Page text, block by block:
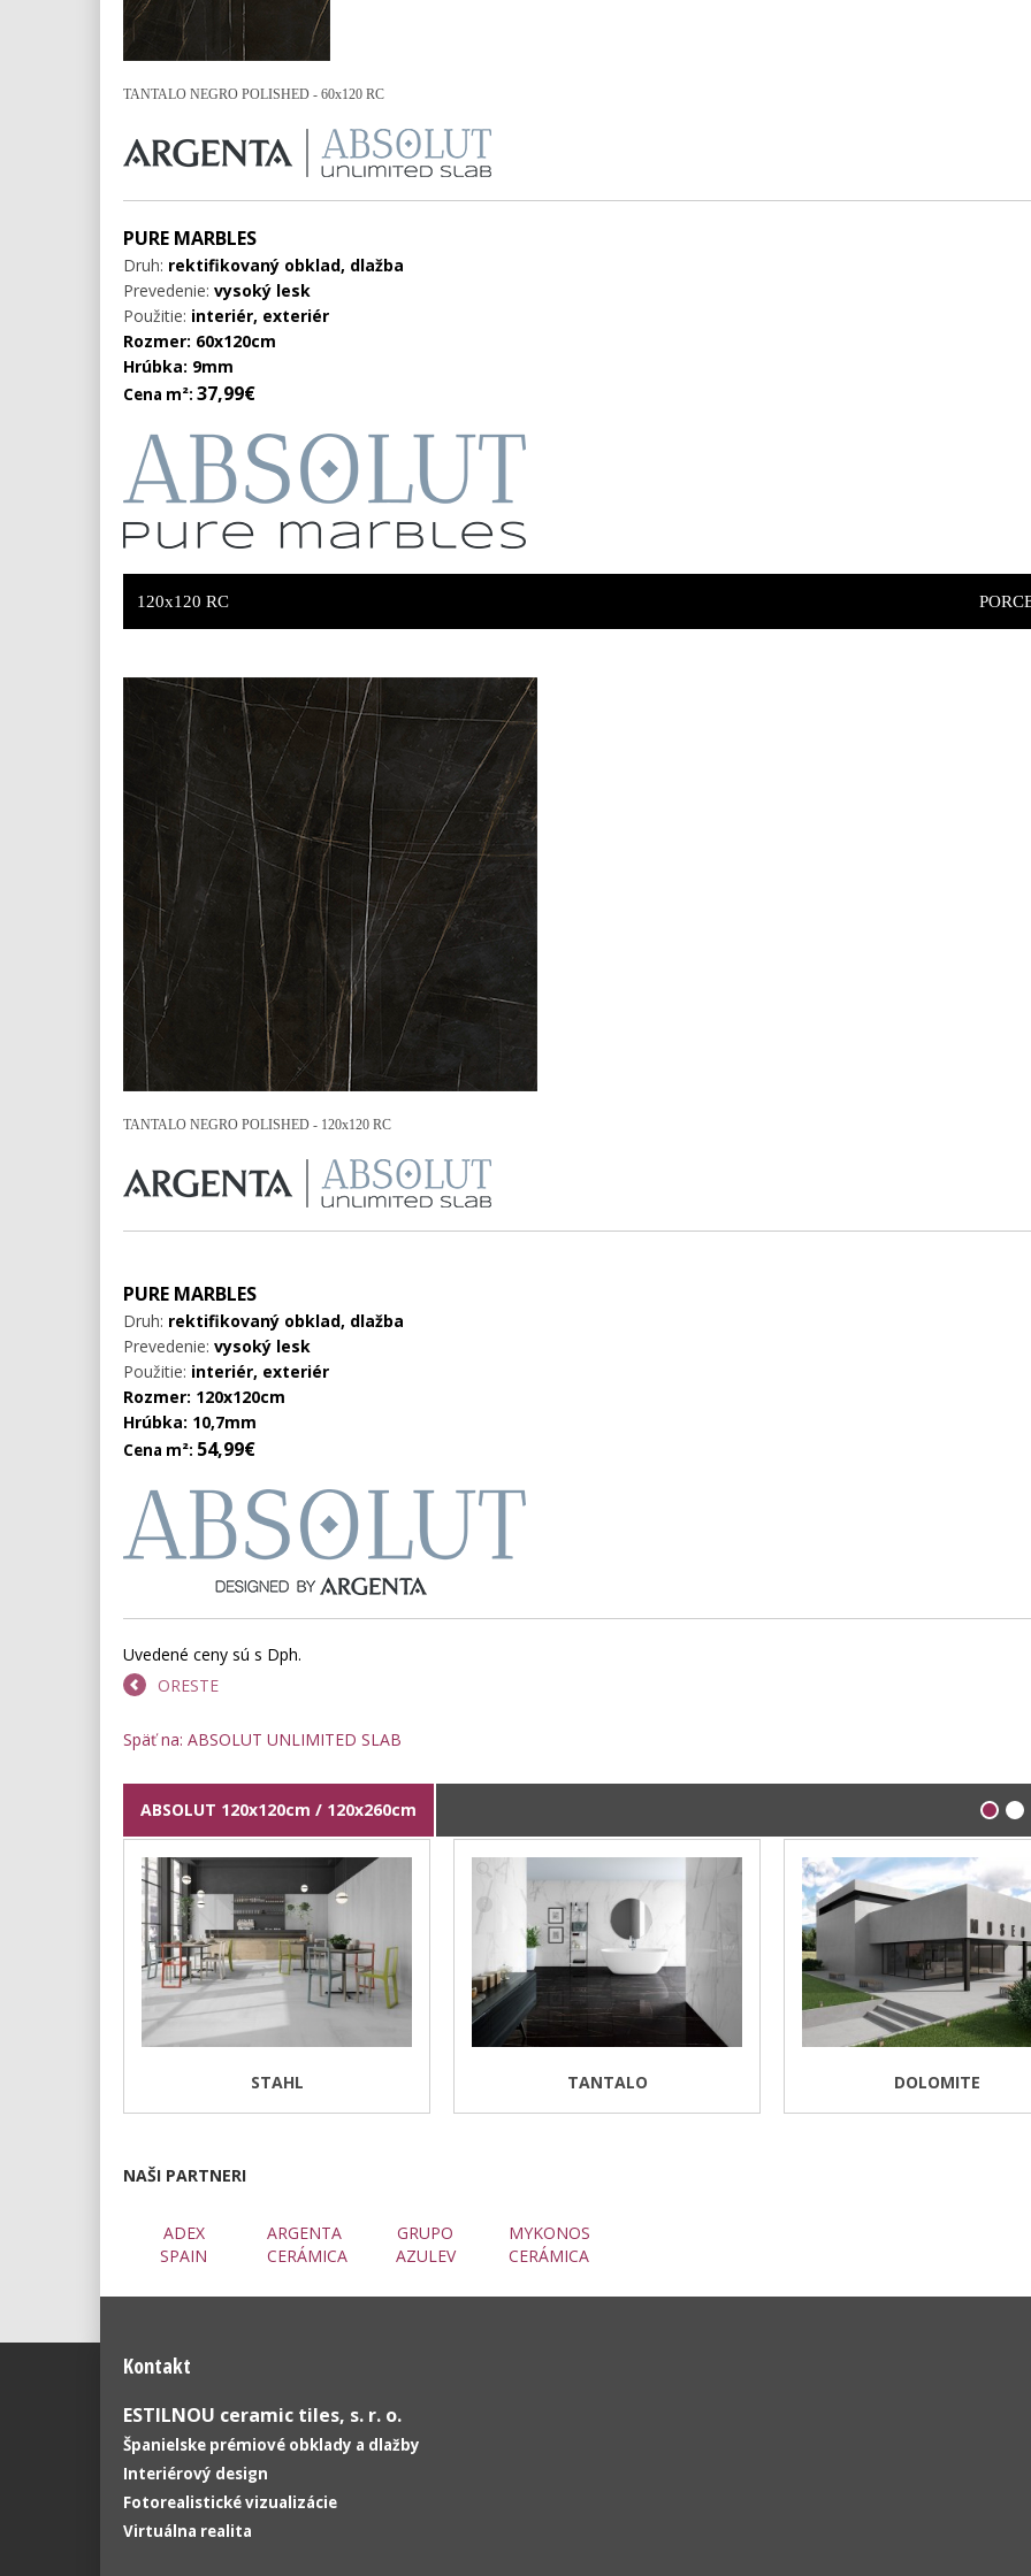
TANTALO NEGRO POLISHED - 60x120 RC
PURE MARBLES
Druh: rektifikovaný obklad, dlažba
Prevedenie: vysoký lesk
Použitie: interiér, exteriér
Rozmer: 60x120cm
Hrúbka: 9mm
Cena m²: 37,99€
120x120 RC
TANTALO NEGRO POLISHED - 120x120 RC
PURE MARBLES
Druh: rektifikovaný obklad, dlažba
Prevedenie: vysoký lesk
Použitie: interiér, exteriér
Rozmer: 120x120cm
Hrúbka: 10,7mm
Cena m²: 54,99€
Uvedené ceny sú s Dph.
ORESTE
Späť na: ABSOLUT UNLIMITED SLAB
ABSOLUT 120x120cm / 120x260cm
STAHL TANTALO DOLOMITE
NAŠI PARTNERI
ADEX
SPAIN
ARGENTA
CERÁMICA
GRUPO
AZULEV
MYKONOS
CERÁMICA
Kontakt
ESTILNOU ceramic tiles, s. r. o.
Španielske prémiové obklady a dlažby
Interiérový design
Fotorealistické vizualizácie
Virtuálna realita